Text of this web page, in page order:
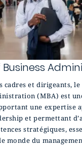
cadres et dirigeants,
(MBA) est
une expertise
et permettant
stratégiques,
monde du